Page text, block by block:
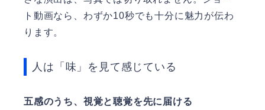
ト動画なら、わずか10秒でも十分に魅力が伝わ
ります。
人は「味」を見て感じている
五感のうち、視覚と聴覚を先に届ける